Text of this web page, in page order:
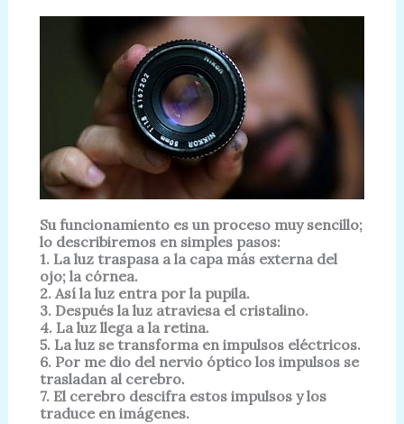
Su funcionamiento es un proceso muy sencillo;
lo describiremos en simples pasos:
1. La luz traspasa a la capa más externa del
ojo; la córnea.
2. Así la luz entra por la pupila.
3. Después la luz atraviesa el cristalino.
4. La luz llega a la retina.
5. La luz se transforma en impulsos eléctricos.
6. Por me dio del nervio óptico los impulsos se
trasladan al cerebro.
7. El cerebro descifra estos impulsos y los
traduce en imágenes.